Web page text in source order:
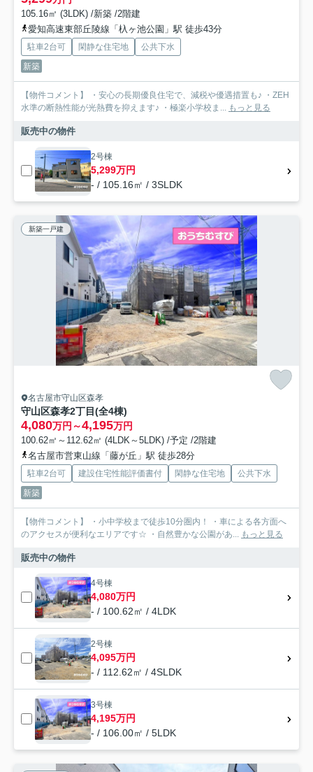
105.16㎡ (3LDK) /新築 /2階建
愛知高速東部丘陵線「杁ヶ池公園」駅 徒歩43分
駐車2台可 閑静な住宅地
公共下水
新築
【物件コメント】 ・安心の長期優良住宅で、減税や優遇措置も♪ ・ZEH
水準の断熱性能が光熱費を抑えます♪ ・極楽小学校ま...
もっと見る
販売中の物件
2号棟
5,299万円
- / 105.16㎡ / 3SLDK
新築一戸建
名古屋市守山区森孝
守山区森孝2丁目(全4棟)
4,080万円～4,195万円
100.62㎡～112.62㎡ (4LDK～5LDK) /予定 /2階建
名古屋市営東山線「藤が丘」駅 徒歩28分
駐車2台可 建設住宅性能評価書付 閑静な住宅地
公共下水
新築
【物件コメント】 ・小中学校まで徒歩10分圏内！ ・車による各方面へ
のアクセスが便利なエリアです☆ ・自然豊かな公園があ...
もっと見る
販売中の物件
4号棟
4,080万円
- / 100.62㎡ / 4LDK
2号棟
4,095万円
- / 112.62㎡ / 4SLDK
3号棟
4,195万円
- / 106.00㎡ / 5LDK